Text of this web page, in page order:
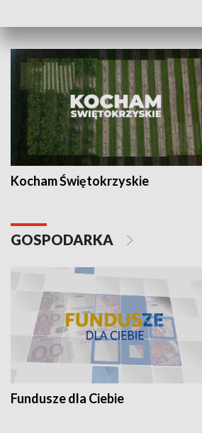
Kocham Świętokrzyskie
GOSPODARKA
Fundusze dla Ciebie